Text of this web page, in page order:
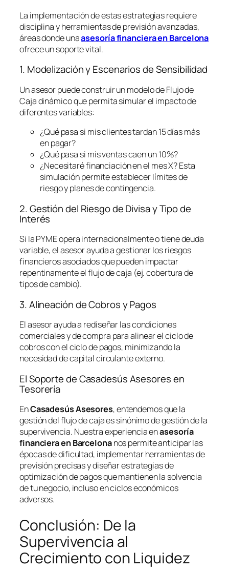
La implementación de estas estrategias requiere
disciplina y herramientas de previsión avanzadas,
áreas donde unaasesoría financiera en Barcelona
ofrece un soporte vital.
1. Modelización y Escenarios de Sensibilidad
Un asesor puede construir un modelo de Flujo de
Caja dinámico que permita simular el impacto de
diferentes variables:
¿Qué pasa si mis clientes tardan 15 días más
en pagar?
¿Qué pasa si mis ventas caen un 10%?
¿Necesitaré financiación en el mes X? Esta
simulación permite establecer límites de
riesgo y planes de contingencia.
2. Gestión del Riesgo de Divisa y Tipo de
Interés
Si la PYME opera internacionalmente o tiene deuda
variable, el asesor ayuda a gestionar los riesgos
financieros asociados que pueden impactar
repentinamente el flujo de caja (ej. cobertura de
tipos de cambio).
3. Alineación de Cobros y Pagos
El asesor ayuda a rediseñar las condiciones
comerciales y de compra para alinear el ciclo de
cobros con el ciclo de pagos, minimizando la
necesidad de capital circulante externo.
El Soporte de Casadesús Asesores en
Tesorería
EnCasadesús Asesores, entendemos que la
gestión del flujo de caja es sinónimo de gestión de la
supervivencia. Nuestra experiencia enasesoría
financiera en Barcelonanos permite anticipar las
épocas de dificultad, implementar herramientas de
previsión precisas y diseñar estrategias de
optimización de pagos que mantienen la solvencia
de tu negocio, incluso en ciclos económicos
adversos.
Conclusión: De la
Supervivencia al
Crecimiento con Liquidez